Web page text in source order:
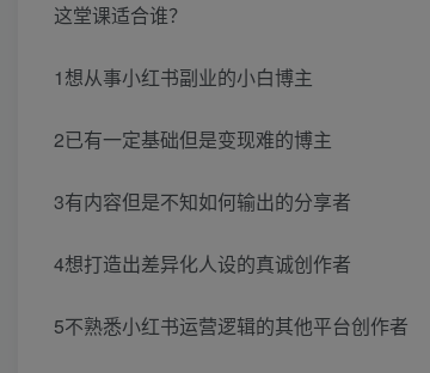
这堂课适合谁？
1想从事小红书副业的小白博主
2已有一定基础但是变现难的博主
3有内容但是不知如何输出的分享者
4想打造出差异化人设的真诚创作者
5不熟悉小红书运营逻辑的其他平台创作者